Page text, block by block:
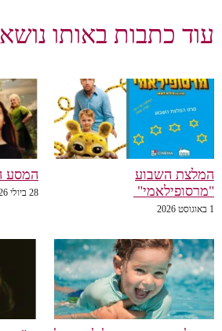
עוד כתבות באותו נושא
המלצת השבוע
"מרסופילאמי"
1 באוגוסט 2026
המסע
28 ביולי 2026